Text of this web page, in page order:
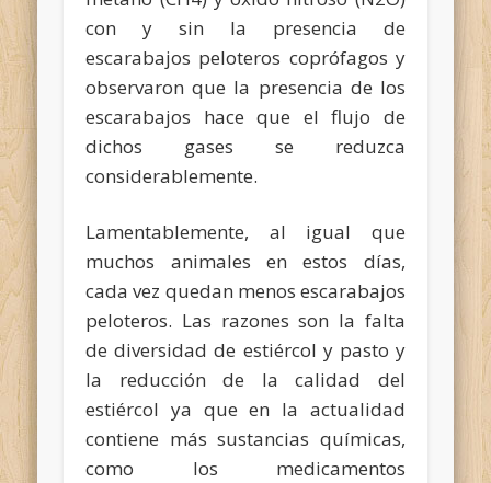
con y sin la presencia de
escarabajos peloteros coprófagos y
observaron que la presencia de los
escarabajos hace que el flujo de
dichos gases se reduzca
considerablemente.
Lamentablemente, al igual que
muchos animales en estos días,
cada vez quedan menos escarabajos
peloteros. Las razones son la falta
de diversidad de estiércol y pasto y
la reducción de la calidad del
estiércol ya que en la actualidad
contiene más sustancias químicas,
como los medicamentos